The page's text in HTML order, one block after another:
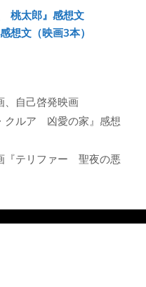
桃太郎』感想文
想文（映画3本）
、 自己啓発映画
クルア 凶愛の家』感想
『テリファー 聖夜の悪